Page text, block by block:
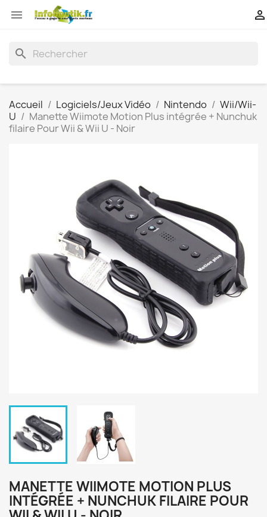
 
search
Accueil Logiciels/Jeux Vidéo Nintendo
Wii/Wii-
U
Manette Wiimote Motion Plus intégrée + Nunchuk
filaire Pour Wii & Wii U - Noir
MANETTE WIIMOTE MOTION PLUS
INTÉGRÉE + NUNCHUK FILAIRE POUR